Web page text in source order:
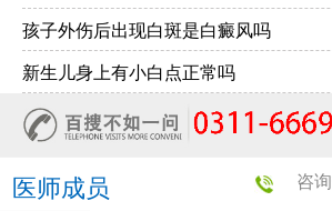
孩子外伤后出现白斑是白癜风吗
新生儿身上有小白点正常吗
咨
医师成员